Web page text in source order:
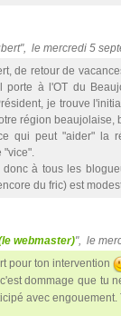
le mercredi 5
de retour de
porte à l'OT du
je trouve
région beaujolaise,
qui peut "aider" la
"vice".
donc à tous les
du fric) est
webmaster)", le
pour ton intervention
dommage que tu
avec engouement.